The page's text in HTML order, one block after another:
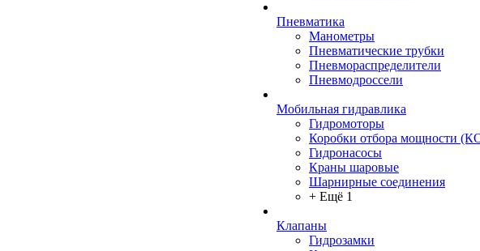
Пневматика
Манометры
Пневматические трубки
Пневмораспределители
Пневмодроссели
Мобильная гидравлика
Гидромоторы
Коробки отбора мощности
Гидронасосы
Краны шаровые
Шарнирные соединения
+ Ещё 1
Клапаны
Гидрозамки